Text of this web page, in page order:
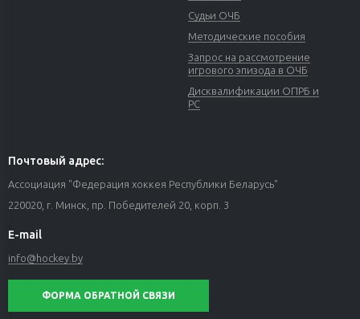
Судьи ОЧБ
Методические пособия
Запрос на рассмотрение
игрового эпизода в ОЧБ
Дисквалификации ОПРБ и
РС
Почтовый адрес:
Ассоциация "Федерация хоккея Республики Беларусь"
220020, г. Минск, пр. Победителей 20, корп. 3
E-mail
info@hockey.by
ФОРМА ОБРАТНОЙ СВЯЗИ